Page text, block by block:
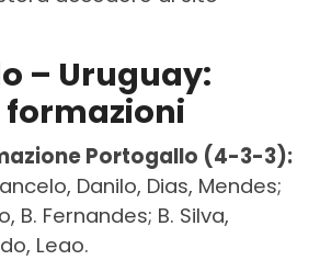
– Uruguay:
Portogallo (4-3-3):
Danilo, Dias, Mendes;
B. Fernandes; B. Silva,
Leao.